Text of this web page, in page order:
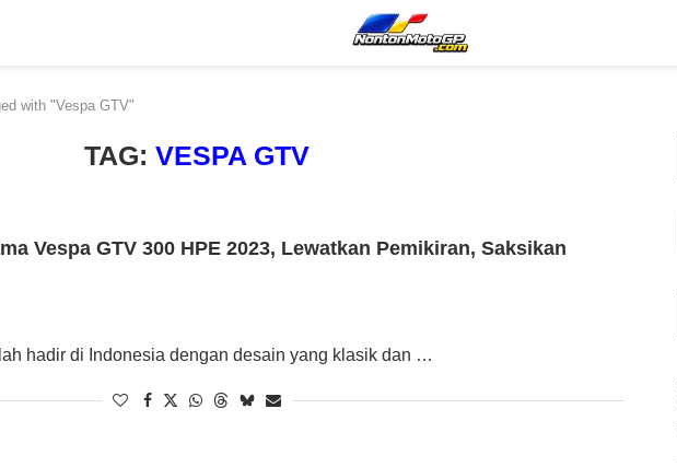
with "Vespa GTV"
TAG: VESPA GTV
Vespa GTV 300 HPE 2023, Lewatkan Pemikiran, Saksikan
hadir di Indonesia dengan desain yang klasik dan …